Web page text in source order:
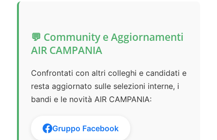
💬 Community e Aggiornamenti
AIR CAMPANIA
Confrontati con altri colleghi e candidati e
resta aggiornato sulle selezioni interne, i
bandi e le novità AIR CAMPANIA:
Gruppo Facebook